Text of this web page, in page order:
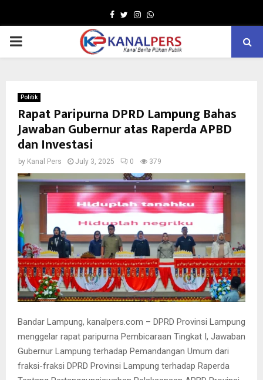
Facebook
TwitterInstagram
Whatsapp
PRIMARY
Politik
Rapat Paripurna DPRD Lampung Bahas
Jawaban Gubernur atas Raperda APBD
dan Investasi
by Kanal Pers July 3, 2025 0 379
Bandar Lampung, kanalpers.com – DPRD Provinsi Lampung
menggelar rapat paripurna Pembicaraan Tingkat I, Jawaban
Gubernur Lampung terhadap Pemandangan Umum dari
fraksi-fraksi DPRD Provinsi Lampung terhadap Raperda